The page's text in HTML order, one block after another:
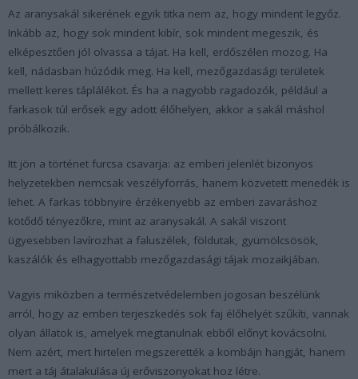
Az aranysakál sikerének egyik titka nem az, hogy mindent legyőz.
Inkább az, hogy sok mindent kibír, sok mindent megeszik, és
elképesztően jól olvassa a tájat. Ha kell, erdőszélen mozog. Ha
kell, nádasban húzódik meg. Ha kell, mezőgazdasági területek
mellett keres táplálékot. És ha a nagyobb ragadozók, például a
farkasok túl erősek egy adott élőhelyen, akkor a sakál máshol
próbálkozik.
Itt jön a történet furcsa csavarja: az emberi jelenlét bizonyos
helyzetekben nemcsak veszélyforrás, hanem közvetett menedék is
lehet. A farkas többnyire érzékenyebb az emberi zavaráshoz
kötődő tényezőkre, mint az aranysakál. A sakál viszont
ügyesebben lavírozhat a faluszélek, földutak, gyümölcsösök,
kaszálók és elhagyottabb mezőgazdasági tájak mozaikjában.
Vagyis miközben a természetvédelemben jogosan beszélünk
arról, hogy az emberi terjeszkedés sok faj élőhelyét szűkíti, vannak
olyan állatok is, amelyek megtanulnak ebből előnyt kovácsolni.
Nem azért, mert hirtelen megszerették a kombájn hangját, hanem
mert a táj átalakulása új erőviszonyokat hoz létre.